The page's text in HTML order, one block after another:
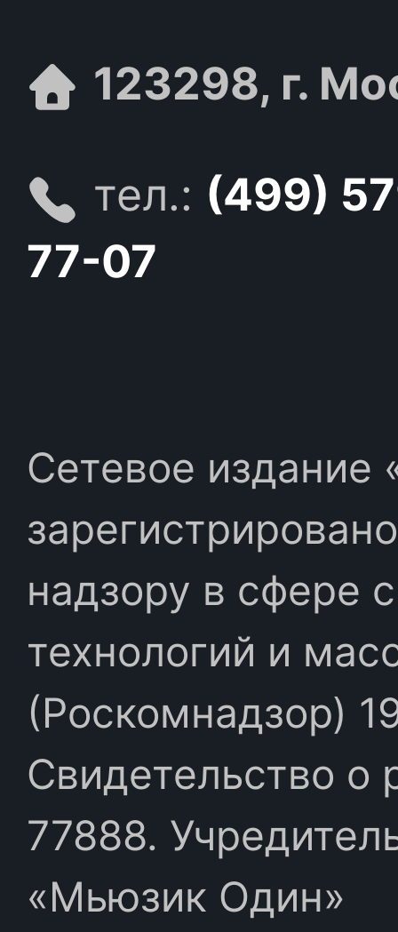
123298, г.
тел.: (499)
77-07
Сетевое издание
надзору в сфере
технологий и
(Роскомнадзор)
Свидетельство
77888.
«Мьюзик Один»